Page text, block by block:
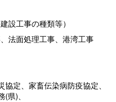
設工事の種類等）
法面処理工事、港湾工事
定、家畜伝染病防疫協定、
県)、